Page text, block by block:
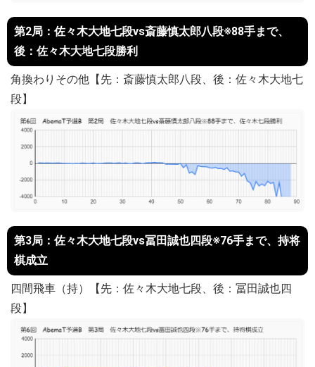
第2局：佐々木大地七段vs斎藤慎太郎八段※88手まで、
後：佐々木大地七段勝利
角換わりその他【先：斎藤慎太郎八段、後：佐々木大地七
段】
第3局：佐々木大地七段vs冨田誠也四段※76手まで、持将
棋成立
四間飛車（持）【先：佐々木大地七段、後：冨田誠也四
段】